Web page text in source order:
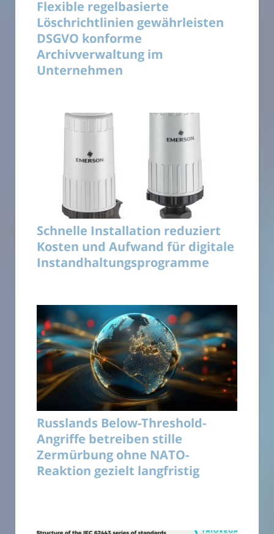
Flexible regelbasierte
Löschrichtlinien gewährleisten
DSGVO konforme
Archivverwaltung im
Unternehmen
Schnelle Installation reduziert
Kosten und Aufwand für digitale
Instandhaltungsprogramme
Russlands Below-Threshold-
Angriffe betreiben stille
Zermürbung ohne NATO-
Reaktion gezielt langfristig